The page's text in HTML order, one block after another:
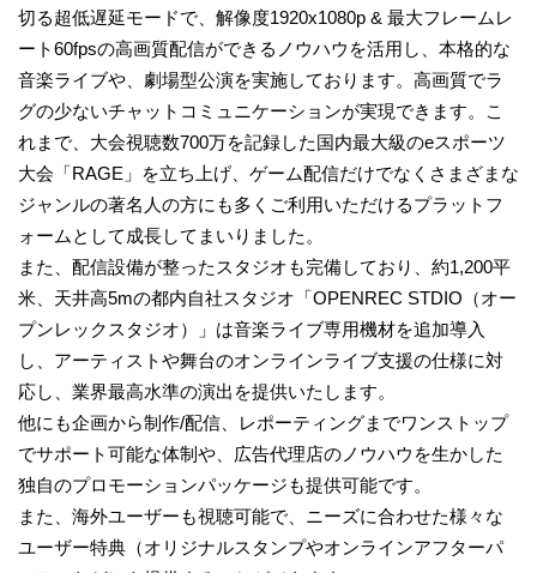
切る超低遅延モードで、解像度1920x1080p & 最大フレームレ
ート60fpsの高画質配信ができるノウハウを活用し、本格的な
音楽ライブや、劇場型公演を実施しております。高画質でラ
グの少ないチャットコミュニケーションが実現できます。こ
れまで、大会視聴数700万を記録した国内最大級のeスポーツ
大会「RAGE」を立ち上げ、ゲーム配信だけでなくさまざまな
ジャンルの著名人の方にも多くご利用いただけるプラットフ
ォームとして成長してまいりました。
また、配信設備が整ったスタジオも完備しており、約1,200平
米、天井高5mの都内自社スタジオ「OPENREC STDIO（オー
プンレックスタジオ）」は音楽ライブ専用機材を追加導入
し、アーティストや舞台のオンラインライブ支援の仕様に対
応し、業界最高水準の演出を提供いたします。
他にも企画から制作/配信、レポーティングまでワンストップ
でサポート可能な体制や、広告代理店のノウハウを生かした
独自のプロモーションパッケージも提供可能です。
また、海外ユーザーも視聴可能で、ニーズに合わせた様々な
ユーザー特典（オリジナルスタンプやオンラインアフターパ